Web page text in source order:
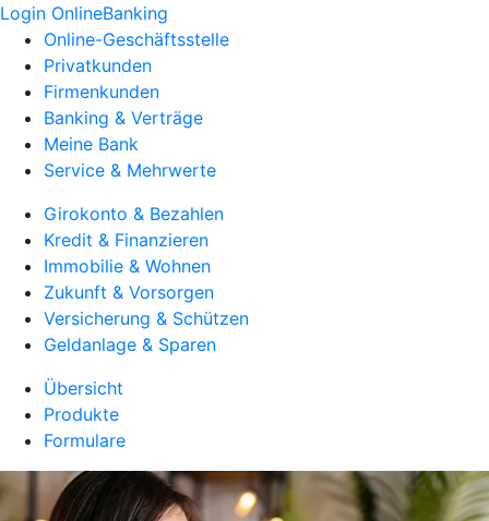
Login OnlineBanking
Online-Geschäftsstelle
Privatkunden
Firmenkunden
Banking & Verträge
Meine Bank
Service & Mehrwerte
Girokonto & Bezahlen
Kredit & Finanzieren
Immobilie & Wohnen
Zukunft & Vorsorgen
Versicherung & Schützen
Geldanlage & Sparen
Übersicht
Produkte
Formulare